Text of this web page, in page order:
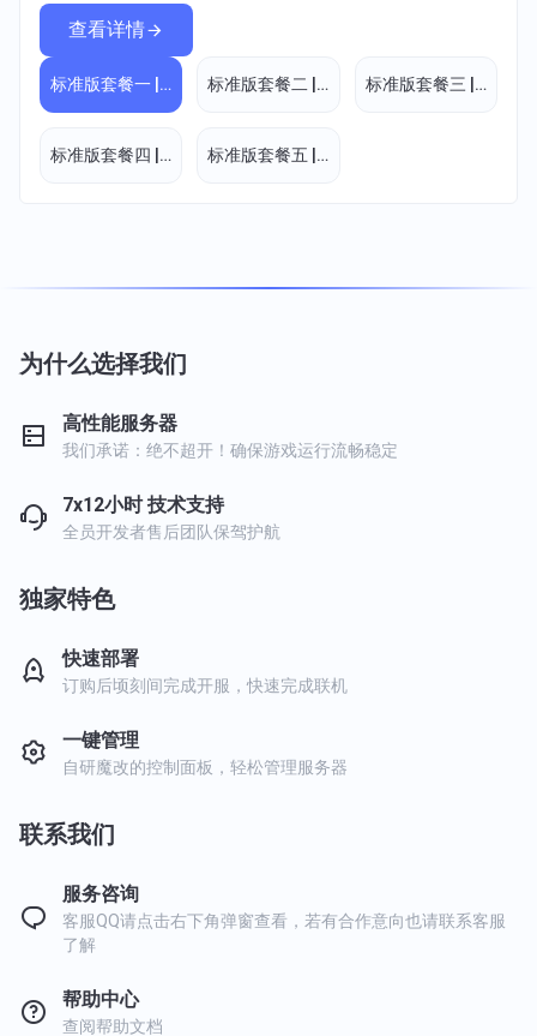
查看详情
标准版套餐一 | 4核4G标准版套餐二 | 6核8G标准版套餐三 | 8核12G
标准版套餐四 | 8核16G标准版套餐五 | 8核20G
为什么选择我们
高性能服务器
我们承诺：绝不超开！确保游戏运行流畅稳定
7x12小时 技术支持
全员开发者售后团队保驾护航
独家特色
快速部署
订购后顷刻间完成开服，快速完成联机
一键管理
自研魔改的控制面板，轻松管理服务器
联系我们
服务咨询
客服QQ请点击右下角弹窗查看，若有合作意向也请联系客服
了解
帮助中心
查阅帮助文档